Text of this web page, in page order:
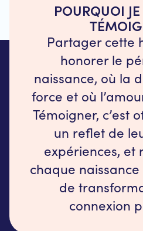
POURQUOI
Partager cette
honorer le
naissance, où la
force et où
Témoigner, c’est
un reflet de
expériences, et
chaque
de
connexion